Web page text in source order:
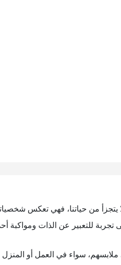
من حياتنا، فهي تعكس
تجربة للتعبير عن الذات
سواء في العمل أو المنزل